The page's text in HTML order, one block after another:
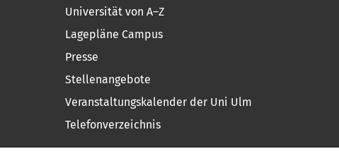
Universität von A–Z
Lagepläne Campus
Presse
Stellenangebote
Veranstaltungskalender der Uni Ulm
Telefonverzeichnis